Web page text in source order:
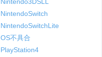
NintendoSwitch
NintendoSwitchLite
OS不具合
PlayStation4